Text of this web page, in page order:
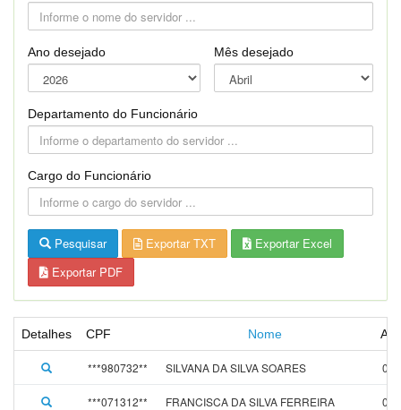
Ano desejado Mês desejado
Departamento do Funcionário
Cargo do Funcionário
Pesquisar Exportar TXT
Exportar Excel
Exportar PDF
Detalhes CPF Nome
***980732** SILVANA DA SILVA SOARES 01/
***071312** FRANCISCA DA SILVA FERREIRA 01/